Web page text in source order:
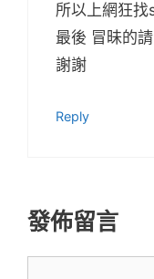
所以上網狂
最後 冒昧的
謝謝
Reply
發佈留言